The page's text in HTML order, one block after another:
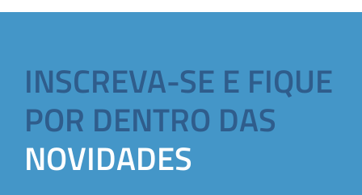
INSCREVA-SE E FIQUE
POR DENTRO DAS
NOVIDADES